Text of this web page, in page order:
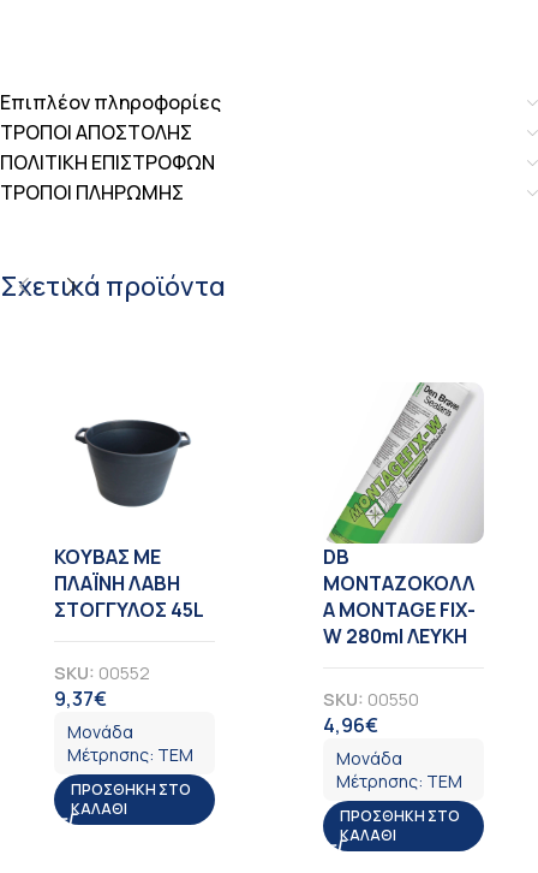
Επιπλέον πληροφορίες
ΤΡΟΠΟΙ ΑΠΟΣΤΟΛΗΣ
ΠΟΛΙΤΙΚΗ ΕΠΙΣΤΡΟΦΩΝ
ΤΡΟΠΟΙ ΠΛΗΡΩΜΗΣ
Σχετικά προϊόντα
KOYBAΣ ΜΕ
ΠΛΑΪΝΗ ΛΑΒΗ
ΣΤΟΓΓΥΛΟΣ 45L
SKU: 00552
9,37€
Μονάδα
Μέτρησης: ΤΕΜ
ΠΡΟΣΘΉΚΗ ΣΤΟ
ΚΑΛΆΘΙ
DB
ΜΟΝΤΑΖΟΚΟΛΛ
Α MONTAGE FIX-
W 280ml ΛΕΥΚΗ
SKU: 00550
4,96€
Μονάδα
Μέτρησης: ΤΕΜ
ΠΡΟΣΘΉΚΗ ΣΤΟ
ΚΑΛΆΘΙ